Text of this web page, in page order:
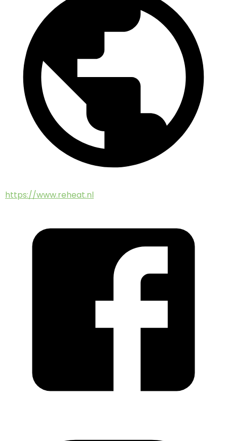
https://www.reheat.nl